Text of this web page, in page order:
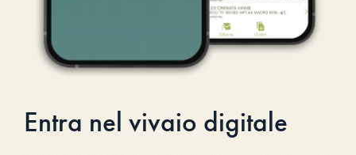
Entra nel vivaio digitale